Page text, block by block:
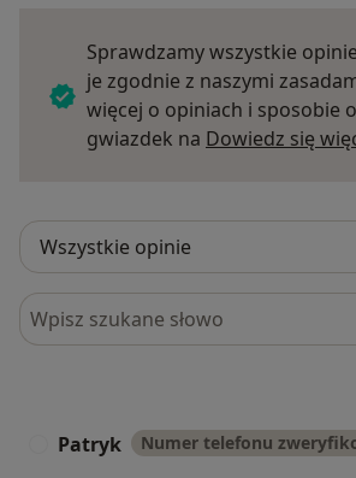
Sprawdzamy wszystkie
je zgodnie z naszymi
więcej o opiniach i sposobie
gwiazdek na Dowiedz się
Szukaj w opiniach
Patryk Numer telefonu